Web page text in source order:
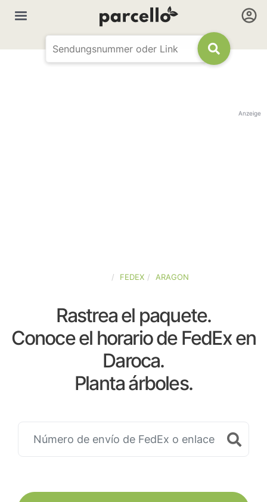
Anzeige
FEDEX ARAGON
Rastrea el paquete.
Conoce el horario de FedEx en
Daroca.
Planta árboles.